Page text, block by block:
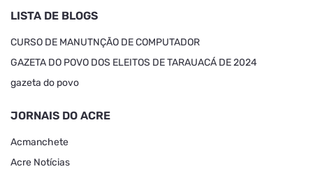
LISTA DE BLOGS
CURSO DE MANUTNÇÃO DE COMPUTADOR
GAZETA DO POVO DOS ELEITOS DE TARAUACÁ DE 2024
gazeta do povo
JORNAIS DO ACRE
Acmanchete
Acre Notícias